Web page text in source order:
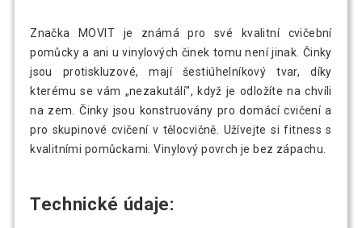
Značka MOVIT je známá pro své kvalitní cvičební
pomůcky a ani u vinylových činek tomu není jinak. Činky
jsou protiskluzové, mají šestiúhelníkový tvar, díky
kterému se vám „nezakutálí", když je odložíte na chvíli
na zem. Činky jsou konstruovány pro domácí cvičení a
pro skupinové cvičení v tělocvičně. Užívejte si fitness s
kvalitními pomůckami. Vinylový povrch je bez zápachu.
Technické údaje: